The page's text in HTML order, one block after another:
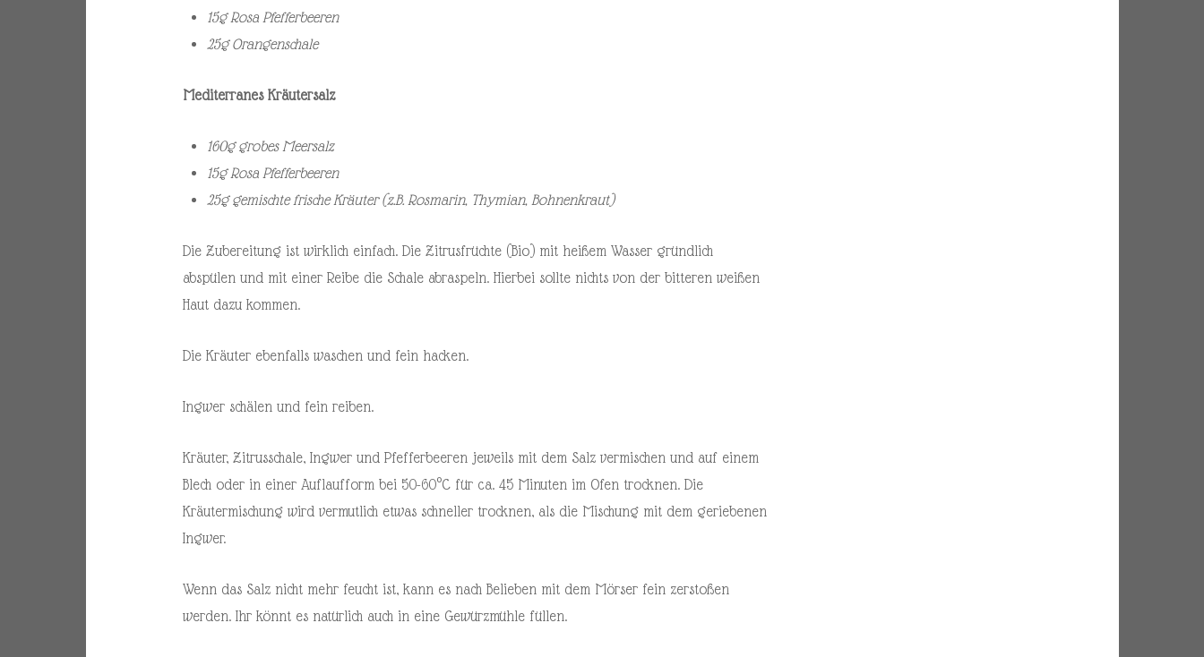
15g Rosa Pfefferbeeren
25g Orangenschale
Mediterranes Kräutersalz
160g grobes Meersalz
15g Rosa Pfefferbeeren
25g gemischte frische Kräuter (z.B. Rosmarin, Thymian, Bohnenkraut)
Die Zubereitung ist wirklich einfach. Die Zitrusfrüchte (Bio) mit heißem Wasser gründlich
abspülen und mit einer Reibe die Schale abraspeln. Hierbei sollte nichts von der bitteren weißen
Haut dazu kommen.
Die Kräuter ebenfalls waschen und fein hacken.
Ingwer schälen und fein reiben.
Kräuter, Zitrusschale, Ingwer und Pfefferbeeren jeweils mit dem Salz vermischen und auf einem
Blech oder in einer Auflaufform bei 50-60°C für ca. 45 Minuten im Ofen trocknen. Die
Kräutermischung wird vermutlich etwas schneller trocknen, als die Mischung mit dem geriebenen
Ingwer.
Wenn das Salz nicht mehr feucht ist, kann es nach Belieben mit dem Mörser fein zerstoßen
werden. Ihr könnt es natürlich auch in eine Gewürzmühle füllen.